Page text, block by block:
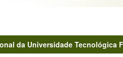
da Universidade Tecnológica